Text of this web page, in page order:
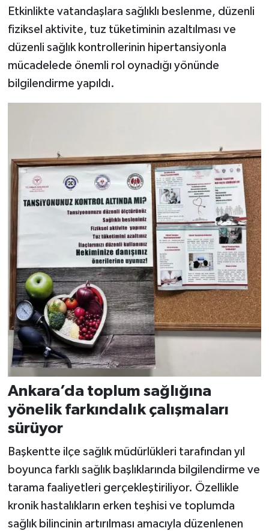
Etkinlikte vatandaşlara sağlıklı beslenme, düzenli
fiziksel aktivite, tuz tüketiminin azaltılması ve
düzenli sağlık kontrollerinin hipertansiyonla
mücadelede önemli rol oynadığı yönünde
bilgilendirme yapıldı.
Ankara’da toplum sağlığına
yönelik farkındalık çalışmaları
sürüyor
Başkentte ilçe sağlık müdürlükleri tarafından yıl
boyunca farklı sağlık başlıklarında bilgilendirme ve
tarama faaliyetleri gerçekleştiriliyor. Özellikle
kronik hastalıkların erken teşhisi ve toplumda
sağlık bilincinin artırılması amacıyla düzenlenen